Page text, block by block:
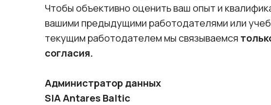
Чтобы объективно оценить ваш опыт и
вашими предыдущими работодателями или
текущим работодателем мы связываемся
согласия.
Администратор данных
SIA Antares Baltic